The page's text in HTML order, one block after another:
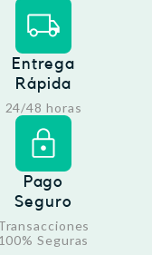
Entrega
Rápida
24/48 horas
Pago
Seguro
100% Seguras